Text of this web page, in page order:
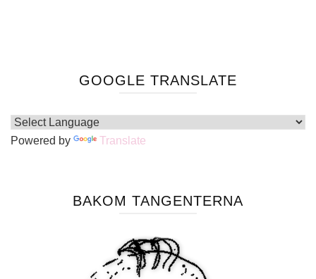
GOOGLE TRANSLATE
Powered by Translate
BAKOM TANGENTERNA